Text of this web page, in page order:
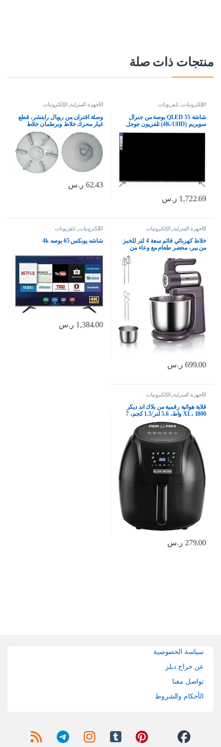
منتجات ذات صلة
الإلكترونيات,تلفزيونات
شاشة QLED 55 بوصة من جنرال
سوبريم (4K-UHD) تلفزيون جوجل
الذكي الترا اتش دي (اتش دي ار)
1,722.69 ر.س
الأجهزة المنزلية, الإلكترونيات
وصلة اقتران من رويال رابتشر، قطع
غيار محرك خلاط وبرطمان خلاط
للخلاط الهندي المطحنة والعصارة
(مقرنة 5)
62.43 ر.س
الأجهزة المنزلية, الإلكترونيات
خلاط كهربائي قائم سعة 4 لتر للخبز
من بير، محضر طعام مع وعاء من
الستانلس ستيل – خلاط محمول باليد
300 واط، 5 سرعات لخفق البيض
والعجين والكريمة للمطبخ والمنزل
699.00 ر.س
الإلكترونيات ,تلفزيونات
شاشه يونكس 65 بوصه 4k
1,384.00 ر.س
الأجهزة المنزلية, الإلكترونيات
قلاية هوائية رقمية من بلاك اند ديكر
XL، 1800 واط، 5.6 لتر/1.5 كجم، 7
إعدادات مسبقة، طهي مقرمش
وصحي، تقنية الهواء السريع وشاشة
LED، الأفضل للقلي، الشوي،
التحميص، الخبز، AF625 B5، أسود
279.00 ر.س
سياسة الخصوصية
عن حراج ديلز
تواصل معنا
الأحكام والشروط